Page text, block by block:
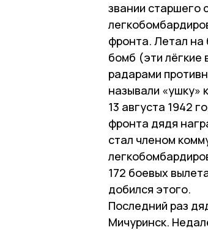
звании старшего
фронта. Летал на
бомб (эти лёгкие
радарами
называли «ушку»
13 августа 1942
фронта дядя
стал членом
172 боевых
добился этого.
Последний раз
Мичуринск.